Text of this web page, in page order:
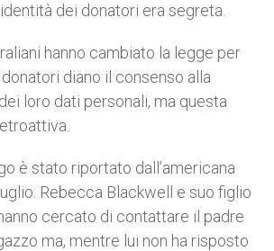
dei donatori era segreta.
hanno cambiato la legge per
diano il consenso alla
loro dati personali, ma questa
è stato riportato dall’americana
Rebecca Blackwell e suo figlio
cercato di contattare il padre
ma, mentre lui non ha risposto